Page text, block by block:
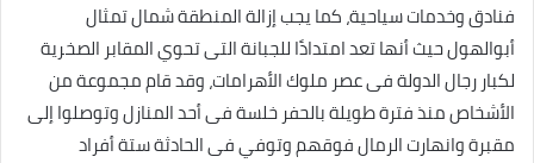
فنادق وخدمات سياحية، كما يجب إزالة المنطقة شمال تمثال
أبوالهول حيث أنها تعد امتدادًا للجبانة التى تحوي المقابر الصخرية
لكبار رجال الدولة فى عصر ملوك الأهرامات، وقد قام مجموعة من
الأشخاص منذ فترة طويلة بالحفر خلسة فى أحد المنازل وتوصلوا إلى
مقبرة وانهارت الرمال فوقهم وتوفي فى الحادثة ستة أفراد